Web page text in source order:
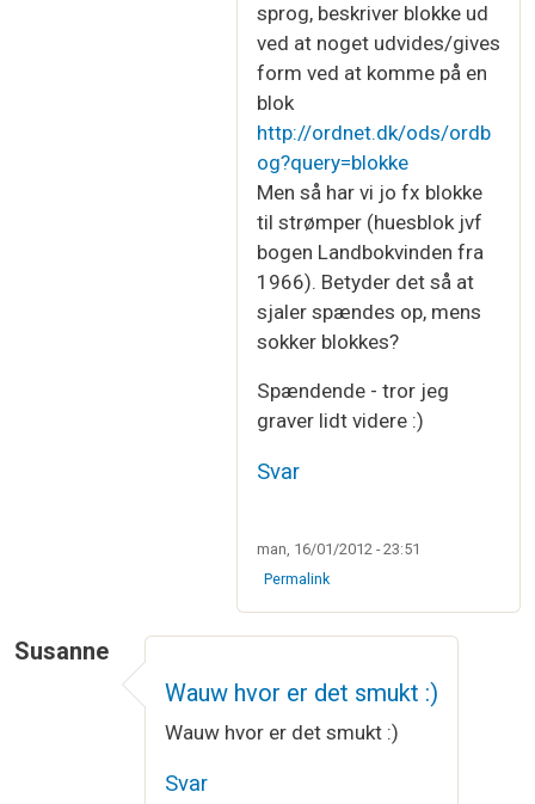
sprog, beskriver blokke ud
ved at noget udvides/gives
form ved at komme på en
blok
http://ordnet.dk/ods/ordb
og?query=blokke
Men så har vi jo fx blokke
til strømper (huesblok jvf
bogen Landbokvinden fra
1966). Betyder det så at
sjaler spændes op, mens
sokker blokkes?
Spændende - tror jeg
graver lidt videre :)
Svar
man, 16/01/2012 - 23:51
Permalink
Susanne
Wauw hvor er det smukt :)
Wauw hvor er det smukt :)
Svar